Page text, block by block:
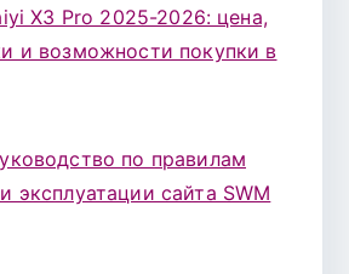
X3 Pro 2025-2026: цена,
и возможности покупки в
по правилам
эксплуатации сайта SWM